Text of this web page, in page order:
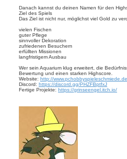
Danach kannst du deinen Namen für den
Ziel des Spiels
Das Ziel ist nicht nur, möglichst viel Gold zu
vielen Fischen
guter Pflege
sinnvoller Dekoration
zufriedenen Besuchern
erfüllten Missionen
langfristigem Ausbau
Wer sein Aquarium klug erweitert, die
Bewertung und einen starken Highscore.
Website: http://
Discord: https://discord.gg/PHZFBptfxJ
Fertige Projekte: https://grinseengel.itch.io/